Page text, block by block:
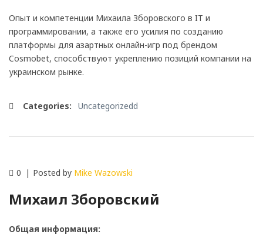
Опыт и компетенции Михаила Зборовского в IT и
программировании, а также его усилия по созданию
платформы для азартных онлайн-игр под брендом
Cosmobet, способствуют укреплению позиций компании на
украинском рынке.
Categories: Uncategorizedd
0 Posted by Mike Wazowski
Михаил Зборовский
Общая информация: